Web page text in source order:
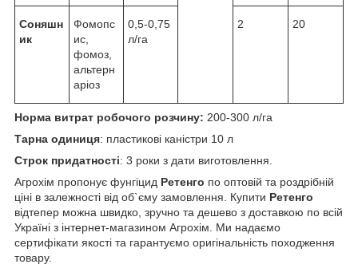
Соняшн
ик
Фомопс
ис,
фомоз,
альтерн
аріоз
0,5-0,75
л/га
2 20
Норма витрат робочого розчину: 200-300 л/га
Тарна одиниця: пластиковi канiстри 10 л
Строк придатності: 3 роки з дати виготовлення.
Агрохім пропонує фунгіцид Ретенго по оптовій та роздрібній
ціні в залежності від об`єму замовлення. Купити Ретенго
відтепер можна швидко, зручно та дешево з доставкою по всій
Україні з інтернет-магазином Агрохім. Ми надаємо
сертифікати якості та гарантуємо оригінальність походження
товару.